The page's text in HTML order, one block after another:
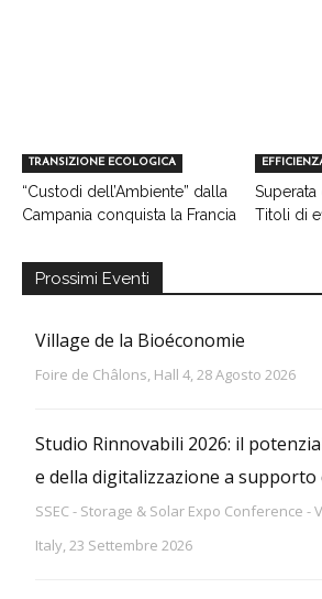
TRANSIZIONE ECOLOGICA
“Custodi dell’Ambiente” dalla
Campania conquista la Francia
Titoli di
Prossimi Eventi
Village de la Bioéconomie
Foire de Châlons, Hall 4, 28 Agosto 2026
Studio Rinnovabili 2026: il
e della digitalizzazione a supporto
SSEC - Storage & Solar Expo Conference -
Italy, 23 Settembre 2026